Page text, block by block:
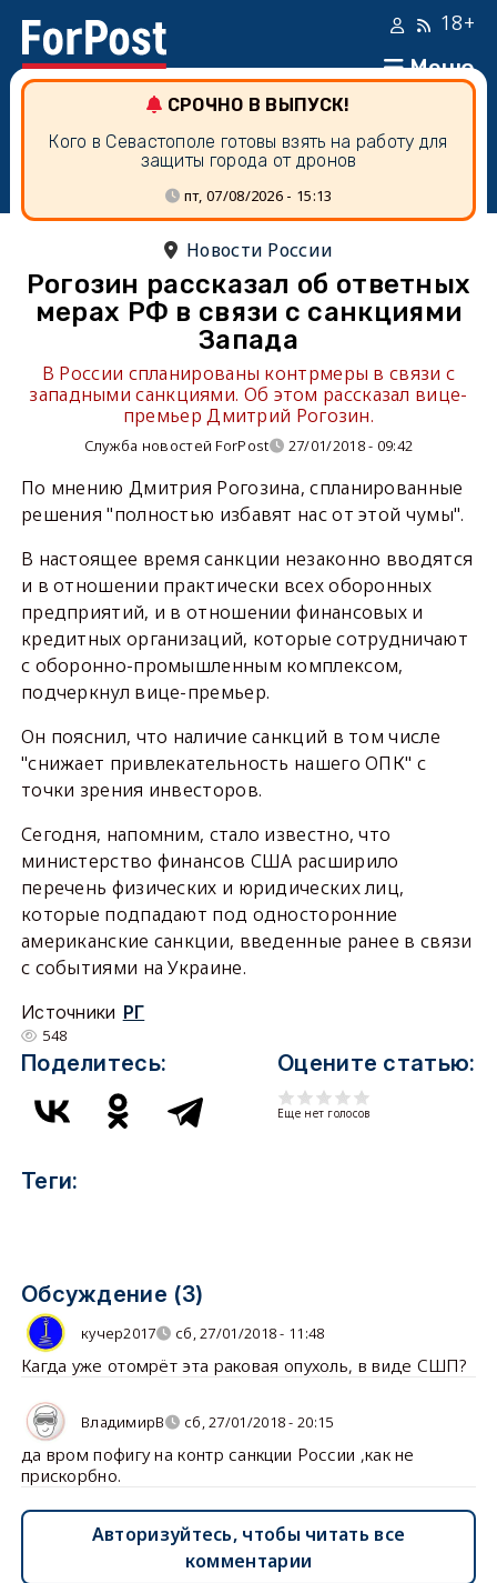
Меню
18+
СРОЧНО В ВЫПУСК!
Кого в Севастополе готовы взять на работу для
защиты города от дронов
пт, 07/08/2026 - 15:13
Новости России
Рогозин рассказал об ответных
мерах РФ в связи с санкциями
Запада
В России спланированы контрмеры в связи с
западными санкциями. Об этом рассказал вице-
премьер Дмитрий Рогозин.
Служба новостей ForPost 27/01/2018 - 09:42
По мнению Дмитрия Рогозина, спланированные
решения "полностью избавят нас от этой чумы".
В настоящее время санкции незаконно вводятся
и в отношении практически всех оборонных
предприятий, и в отношении финансовых и
кредитных организаций, которые сотрудничают
с оборонно-промышленным комплексом,
подчеркнул вице-премьер.
Он пояснил, что наличие санкций в том числе
"снижает привлекательность нашего ОПК" с
точки зрения инвесторов.
Сегодня, напомним, стало известно, что
министерство финансов США расширило
перечень физических и юридических лиц,
которые подпадают под односторонние
американские санкции, введенные ранее в связи
с событиями на Украине.
Источники РГ
548
Поделитесь: Оцените статью:
Еще нет голосов
Теги:
Обсуждение (3)
кучер2017 сб, 27/01/2018 - 11:48
Кагда уже отомрёт эта раковая опухоль, в виде СШП?
ВладимирВ сб, 27/01/2018 - 20:15
да вром пофигу на контр санкции России ,как не
прискорбно.
Авторизуйтесь, чтобы читать все
комментарии